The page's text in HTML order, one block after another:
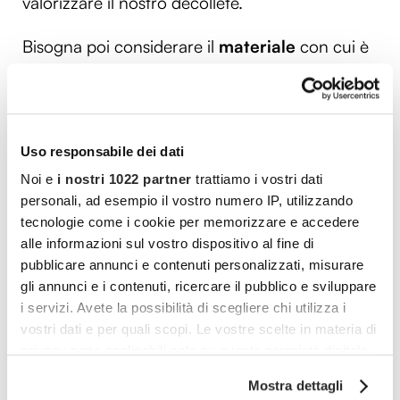
Uso responsabile dei dati
Noi e i nostri 1022 partner trattiamo i vostri dati
personali, ad esempio il vostro numero IP, utilizzando
tecnologie come i cookie per memorizzare e accedere
alle informazioni sul vostro dispositivo al fine di
pubblicare annunci e contenuti personalizzati, misurare
gli annunci e i contenuti, ricercare il pubblico e sviluppare
i servizi. Avete la possibilità di scegliere chi utilizza i
vostri dati e per quali scopi. Le vostre scelte in materia di
modificare o revocare il proprio consenso in qualsiasi
Mostra dettagli
Bisogna poi considerare il materiale con cui è
realizzato il reggiseno, prediligendo i modelli
o almeno per la
anche se lafibra elastica
più le forme. In generale, bisogna stare alla
larga dai modelli che ci lasciano segni sulla
pelle, spia di come siano troppo stretti per noi e
inadatti. Nonostante il reggiseno sia un alleato
irrinunciabile durante le nostre giornate, è bene
toglierlo per riposarsiquando si è a casa e
tanto più durante la notte. Oltre a noi anche il
riposto, in modo tale che mantenga la sua